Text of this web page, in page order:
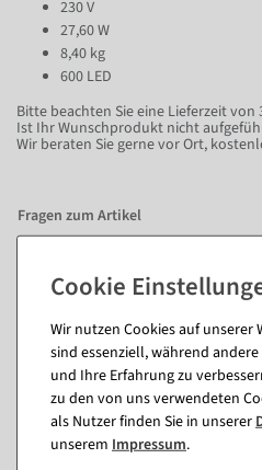
230 V
27,60 W
8,40 kg
600 LED
Bitte beachten Sie eine Lieferzeit von
Ist Ihr Wunschprodukt nicht
Wir beraten Sie gerne vor Ort,
Fragen zum Artikel
Passende Artikel
(8)
%
Wir nutzen Cookies auf unserer
sind essenziell, während
und Ihre Erfahrung zu
zu den von uns verwendeten
als Nutzer finden Sie in unserer
unserem Impressum.